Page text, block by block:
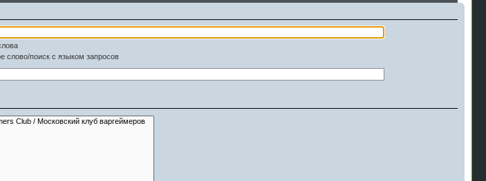
слово/поиск с языком запросов